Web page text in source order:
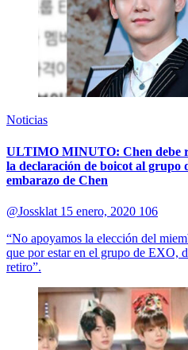
Noticias
ULTIMO MINUTO: Chen debe
la declaración de boicot al grupo
embarazo de Chen
@Jossklat 15 enero, 2020 106
“No apoyamos la elección del
que por estar en el grupo de EXO,
retiro”.